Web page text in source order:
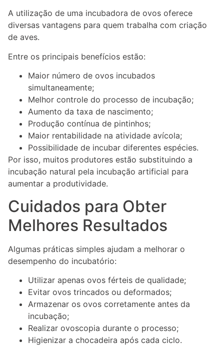
A utilização de uma incubadora de ovos oferece
diversas vantagens para quem trabalha com criação
de aves.
Entre os principais benefícios estão:
Maior número de ovos incubados
simultaneamente;
Melhor controle do processo de incubação;
Aumento da taxa de nascimento;
Produção contínua de pintinhos;
Maior rentabilidade na atividade avícola;
Possibilidade de incubar diferentes espécies.
Por isso, muitos produtores estão substituindo a
incubação natural pela incubação artificial para
aumentar a produtividade.
Cuidados para Obter
Melhores Resultados
Algumas práticas simples ajudam a melhorar o
desempenho do incubatório:
Utilizar apenas ovos férteis de qualidade;
Evitar ovos trincados ou deformados;
Armazenar os ovos corretamente antes da
incubação;
Realizar ovoscopia durante o processo;
Higienizar a chocadeira após cada ciclo.